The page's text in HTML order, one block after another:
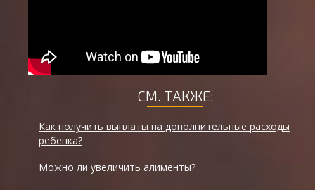
СМ. ТАКЖЕ:
Как получить выплаты на дополнительные расходы
ребенка?
Можно ли увеличить алименты?